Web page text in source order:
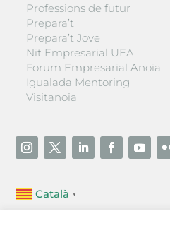
Professions de futur
Prepara’t
Prepara’t Jove
Nit Empresarial UEA
Forum Empresarial Anoia
Igualada Mentoring
Visitanoia
Català ▼